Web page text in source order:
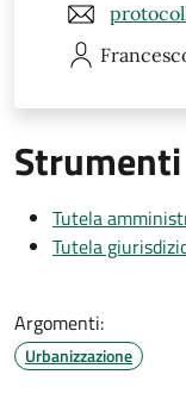
Tutela
Tutela
Argomenti:
Urbanizzazione